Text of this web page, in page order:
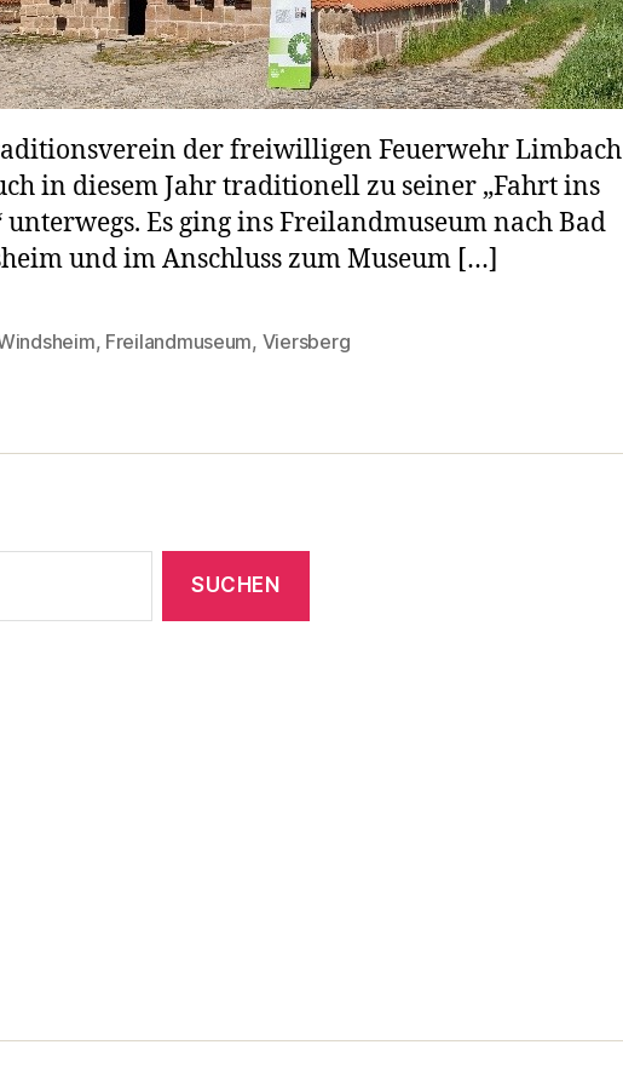
der freiwilligen Feuerwehr Limbach
in diesem Jahr traditionell zu seiner „Fahrt ins
unterwegs. Es ging ins Freilandmuseum nach Bad
und im Anschluss zum Museum […]
, Freilandmuseum, Viersberg